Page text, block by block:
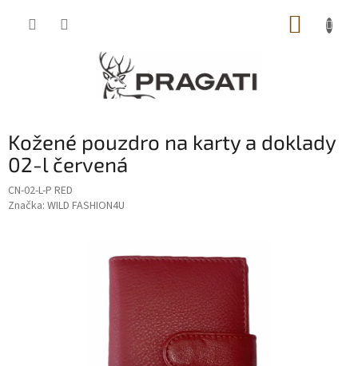
Kožené pouzdro na karty a doklady
02-l červená
CN-02-L-P RED
Značka: WILD FASHION4U